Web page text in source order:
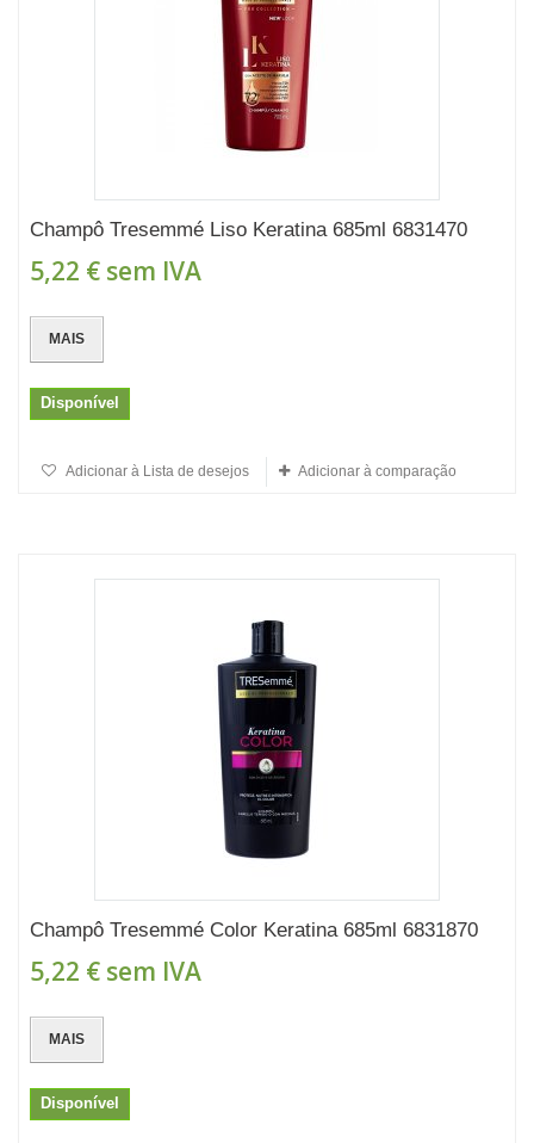
Champô Tresemmé Liso Keratina 685ml 6831470
5,22 € sem IVA
MAIS
Disponível
Adicionar à Lista de desejos Adicionar à comparação
Champô Tresemmé Color Keratina 685ml 6831870
5,22 € sem IVA
MAIS
Disponível